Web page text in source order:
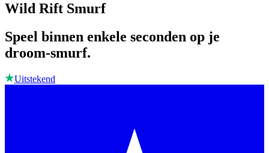
Wild Rift Smurf
Speel binnen enkele seconden op je
droom-smurf.
Uitstekend